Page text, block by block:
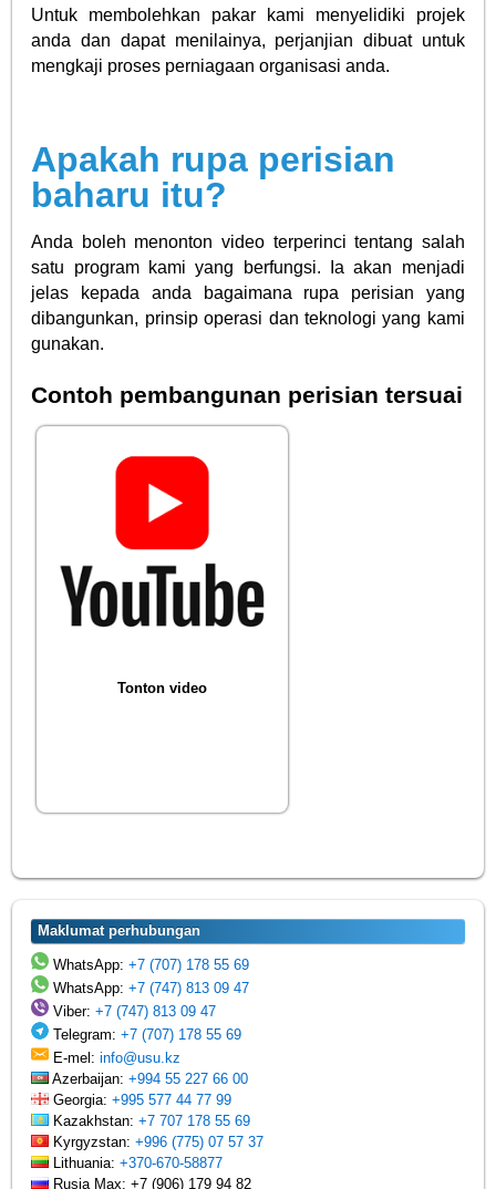
Untuk membolehkan pakar kami menyelidiki projek
anda dan dapat menilainya, perjanjian dibuat untuk
mengkaji proses perniagaan organisasi anda.
Apakah rupa perisian
baharu itu?
Anda boleh menonton video terperinci tentang salah
satu program kami yang berfungsi. Ia akan menjadi
jelas kepada anda bagaimana rupa perisian yang
dibangunkan, prinsip operasi dan teknologi yang kami
gunakan.
Contoh pembangunan perisian tersuai
Tonton video
Maklumat perhubungan
WhatsApp:+7 (707) 178 55 69
WhatsApp:+7 (747) 813 09 47
Viber:+7 (747) 813 09 47
Telegram:+7 (707) 178 55 69
E-mel:info@usu.kz
Azerbaijan:+994 55 227 66 00
Georgia:+995 577 44 77 99
Kazakhstan:+7 707 178 55 69
Kyrgyzstan:+996 (775) 07 57 37
Lithuania:+370-670-58877
Rusia Max: +7 (906) 179 94 82